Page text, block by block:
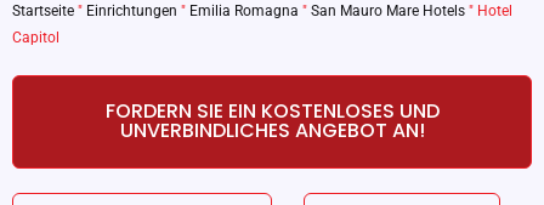
Startseite " Einrichtungen " Emilia Romagna " San Mauro Mare Hotels " Hotel
Capitol
FORDERN SIE EIN KOSTENLOSES UND
UNVERBINDLICHES ANGEBOT AN!